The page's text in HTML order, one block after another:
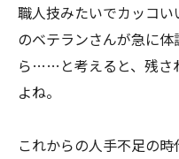
職人技みたいでカッコ
のベテランさんが急に
ら……と考えると、残さ
よね。
これからの人手不足の